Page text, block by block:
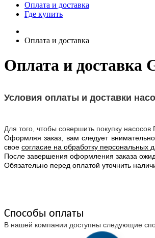
Оплата и доставка
Где купить
Оплата и доставка
Оплата и доставка
Условия оплаты и доставки
Для того, чтобы совершить покупку
Оформляя заказ, вам следует
свое согласие на обработку персональных
После завершения оформления заказа
Обязательно перед оплатой уточнить
Способы оплаты
В нашей компании доступны следующие